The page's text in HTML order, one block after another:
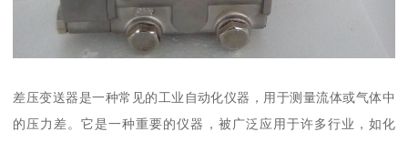
差压变送器是一种常见的工业自动化仪器，用于测量流体或气体中
的压力差。它是一种重要的仪器，被广泛应用于许多行业，如化